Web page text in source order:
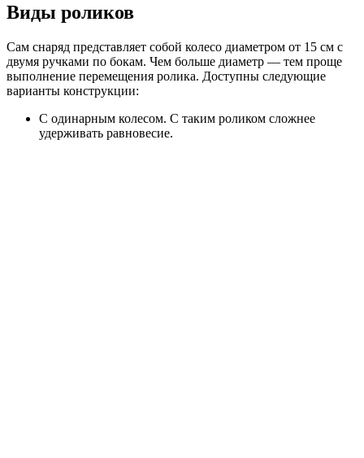
Виды роликов
Сам снаряд представляет собой колесо диаметром от 15 см с
двумя ручками по бокам. Чем больше диаметр — тем проще
выполнение перемещения ролика. Доступны следующие
варианты конструкции:
С одинарным колесом. С таким роликом сложнее
удерживать равновесие.